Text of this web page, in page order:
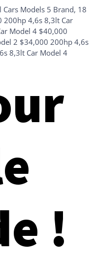
Models 5 Brand, 18
200hp 4,6s 8,3lt Car
Model 4 $40,000
2 $34,000 200hp 4,6s
8,3lt Car Model 4
!